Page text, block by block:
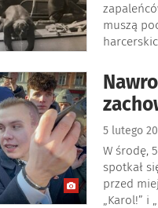
muszą
5 lutego
W środę,
spotkał
przed
„Karol!” i